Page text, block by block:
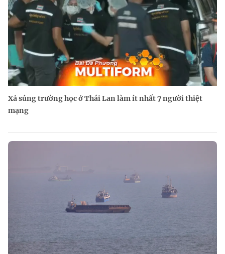
Xả súng trường học ở Thái Lan làm ít nhất 7 người thiệt
mạng